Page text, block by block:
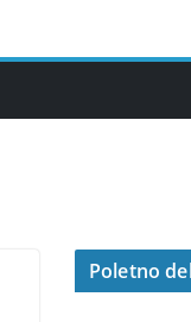
Poletno